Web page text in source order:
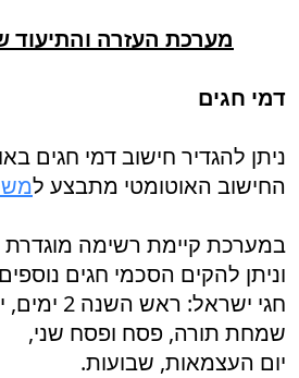
מערכת העזרה
דמי חגים
ניתן להגדיר חישוב דמי חגים
החישוב האוטומטי מתבצע ל
במערכת קיימת רשימה מוגדרת
וניתן להקים הסכמי חגים
חגי ישראל:
שמחת תורה, פסח ופסח שני,
יום העצמאות, שבועות.